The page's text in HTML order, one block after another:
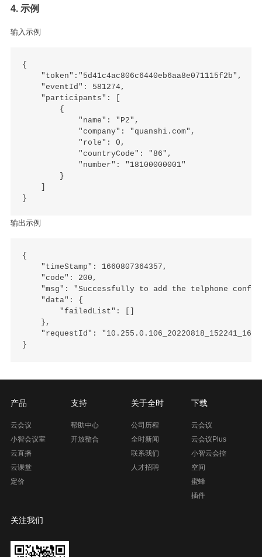
4. 示例
输入示例
{
    "token":"5d41c4ac806c6440eb6aa8e071115f2b",
    "eventId": 581274,
    "participants": [
        {
            "name": "P2",
            "company": "quanshi.com",
            "role": 0,
            "countryCode": "86",
            "number": "18100000001"
        }
输出示例
{
    "timeStamp": 1660807364357,
    "code": 200,
"msg": "Successfully to add the telphone
    "data": {
        "failedList": []
    },
"requestId":
产品
云会议
小智会议室
云直播
云课堂
定价
支持
帮助中心
开放整合
关于全时
公司历程
全时新闻
联系我们
人才招聘
下载
云会议
云会议Plus
小智云会控
空间
蜜蜂
插件
关注我们